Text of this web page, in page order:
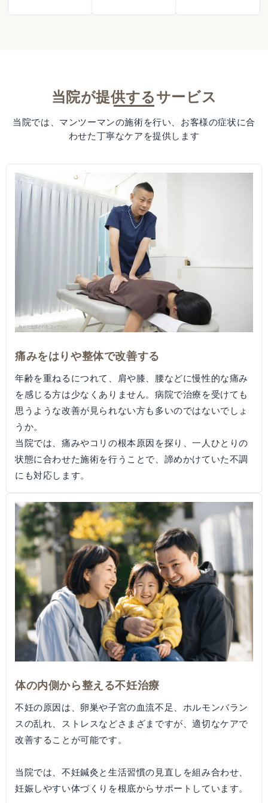
当院が提供するサービス
当院では、マンツーマンの施術を行い、お客様の症状に合
わせた丁寧なケアを提供します
痛みをはりや整体で改善する
年齢を重ねるにつれて、肩や膝、腰などに慢性的な痛み
を感じる方は少なくありません。病院で治療を受けても
思うような改善が見られない方も多いのではないでしょ
うか。
当院では、痛みやコリの根本原因を探り、一人ひとりの
状態に合わせた施術を行うことで、諦めかけていた不調
にも対応します。
体の内側から整える不妊治療
不妊の原因は、卵巣や子宮の血流不足、ホルモンバラン
スの乱れ、ストレスなどさまざまですが、適切なケアで
改善することが可能です。
当院では、不妊鍼灸と生活習慣の見直しを組み合わせ、
妊娠しやすい体づくりを根底からサポートしています。